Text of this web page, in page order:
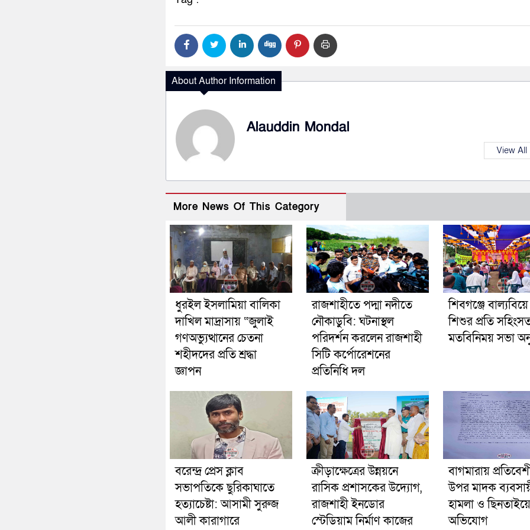
About Author Information
Alauddin Mondal
View All
More News Of This Category
ধুরইল ইসলামিয়া বালিকা
দাখিল মাদ্রাসায় “জুলাই
গণঅভ্যুত্থানের চেতনা
শহীদদের প্রতি শ্রদ্ধা
জ্ঞাপন
রাজশাহীতে পদ্মা নদীতে
নৌকাডুবি: ঘটনাস্থল
পরিদর্শন করলেন রাজশাহী
সিটি কর্পোরেশনের
প্রতিনিধি দল
শিবগঞ্জে
শিশুর প্রতি
মতবিনিময় সভা
বরেন্দ্র প্রেস ক্লাব
সভাপতিকে ছুরিকাঘাতে
হত্যাচেষ্টা: আসামী সুরুজ
আলী কারাগারে
ক্রীড়াক্ষেত্রের উন্নয়নে
রাসিক প্রশাসকের উদ্যোগ,
রাজশাহী ইনডোর
স্টেডিয়াম নির্মাণ কাজের
বাগমারায়
উপর মাদক
হামলা ও
অভিযোগ